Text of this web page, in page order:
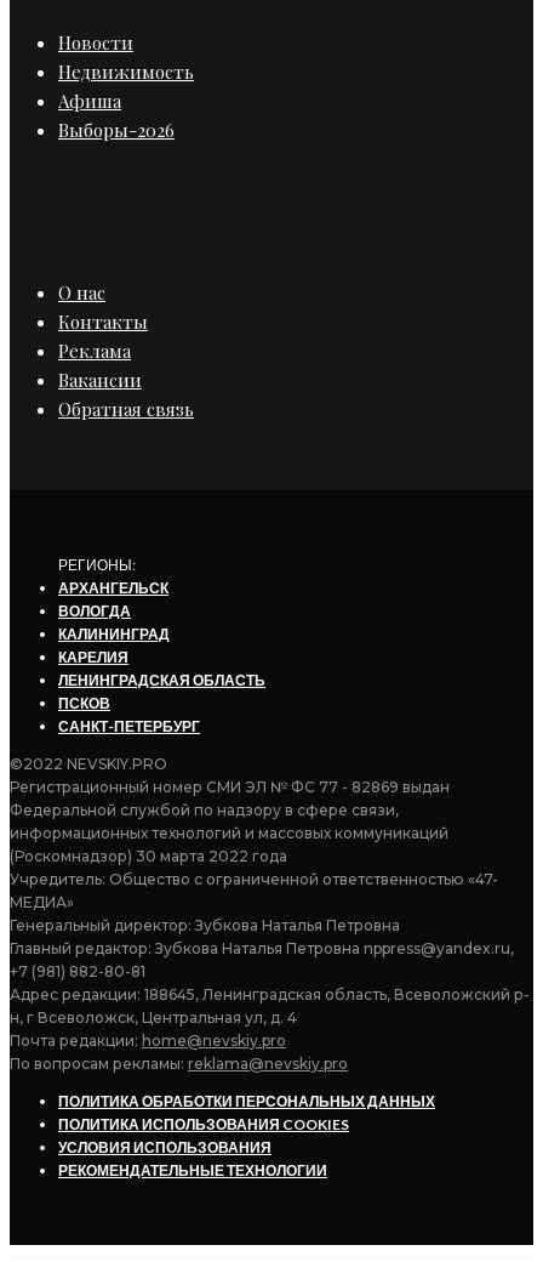
Новости
Недвижимость
Афиша
Выборы-2026
О нас
Контакты
Реклама
Вакансии
Обратная связь
РЕГИОНЫ:
АРХАНГЕЛЬСК
ВОЛОГДА
КАЛИНИНГРАД
КАРЕЛИЯ
ЛЕНИНГРАДСКАЯ ОБЛАСТЬ
ПСКОВ
САНКТ-ПЕТЕРБУРГ
©2022 NEVSKIY.PRO
Регистрационный номер СМИ ЭЛ № ФС 77 - 82869 выдан
Федеральной службой по надзору в сфере связи,
информационных технологий и массовых коммуникаций
(Роскомнадзор) 30 марта 2022 года
Учредитель: Общество с ограниченной ответственностью «47-
МЕДИА»
Генеральный директор: Зубкова Наталья Петровна
Главный редактор: Зубкова Наталья Петровна nppress@yandex.ru,
+7 (981) 882-80-81
Адрес редакции: 188645, Ленинградская область, Всеволожский р-
н, г Всеволожск, Центральная ул, д. 4
Почта редакции: home@nevskiy.pro
По вопросам рекламы: reklama@nevskiy.pro
ПОЛИТИКА ОБРАБОТКИ ПЕРСОНАЛЬНЫХ ДАННЫХ
ПОЛИТИКА ИСПОЛЬЗОВАНИЯ COOKIES
УСЛОВИЯ ИСПОЛЬЗОВАНИЯ
РЕКОМЕНДАТЕЛЬНЫЕ ТЕХНОЛОГИИ